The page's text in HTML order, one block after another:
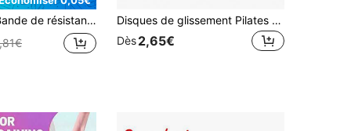
à l'entraînement à domicile, à la danse et aux voyages, fabriqué en fibre de polyester durable, conçu pour la pratique du yoga, sangle de stretching à boucles multiples réglables, bande de stretching élastique pour le yoga, sangle de stretching, bande élastique de danse
Disques de glissement Pilates portables Disques de yoga Pilates Glisseur pour dames Léger Fitness Glisseur dans les tapis de fitness Tapis de course Équipement d'entraînement à domicile Haltères pour Gym Sets Pilates Yoga Accessoires Perte de poids Exercice
Dès2,65€